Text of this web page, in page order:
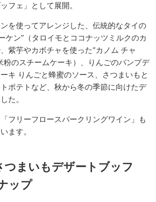
フェ」として展開。
を使ってアレンジした、伝統的なタイの
ケン”（タロイモとココナッツミルクのカ
紫芋やカボチャを使った“カノム チャ
粉のスチームケーキ）、りんごのパンプデ
キ りんごと蜂蜜のソース、さつまいもと
ポテトなど、秋から冬の季節に向けたデ
た。
フリーフロースパークリングワイン」も
ます。
つまいもデザートブッフ
ップ